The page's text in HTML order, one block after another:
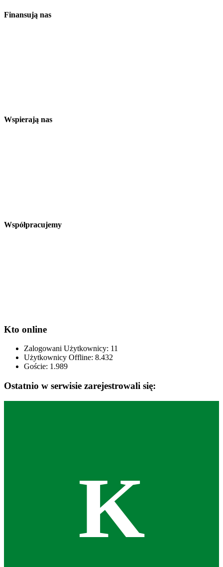
Finansują nas
Wspierają nas
Współpracujemy
Kto online
Zalogowani Użytkownicy: 11
Użytkownicy Offline: 8.432
Goście: 1.989
Ostatnio w serwisie zarejestrowali się:
K